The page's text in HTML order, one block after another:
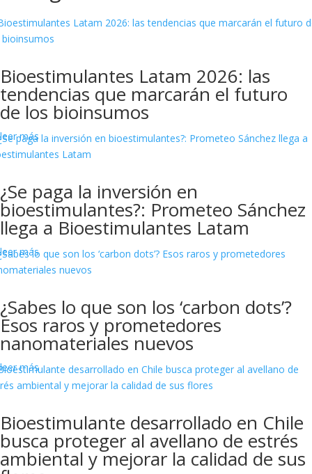
Bioestimulantes Latam 2026: las
tendencias que marcarán el futuro
de los bioinsumos
leer más
¿Se paga la inversión en
bioestimulantes?: Prometeo Sánchez
llega a Bioestimulantes Latam
leer más
¿Sabes lo que son los ‘carbon dots’?
Esos raros y prometedores
nanomateriales nuevos
leer más
Bioestimulante desarrollado en Chile
busca proteger al avellano de estrés
ambiental y mejorar la calidad de sus